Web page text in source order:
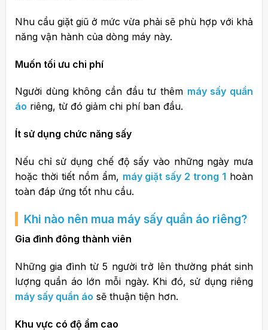
Nhu cầu giặt giũ ở mức vừa phải sẽ phù hợp với khả
năng vận hành của dòng máy này.
Muốn tối ưu chi phí
Người dùng không cần đầu tư thêm máy sấy quần
áo riêng, từ đó giảm chi phí ban đầu.
Ít sử dụng chức năng sấy
Nếu chỉ sử dụng chế độ sấy vào những ngày mưa
hoặc thời tiết nồm ẩm, máy giặt sấy 2 trong 1 hoàn
toàn đáp ứng tốt nhu cầu.
Khi nào nên mua máy sấy quần áo riêng?
Gia đình đông thành viên
Những gia đình từ 5 người trở lên thường phát sinh
lượng quần áo lớn mỗi ngày. Khi đó, sử dụng riêng
máy sấy quần áo sẽ thuận tiện hơn.
Khu vực có độ ẩm cao